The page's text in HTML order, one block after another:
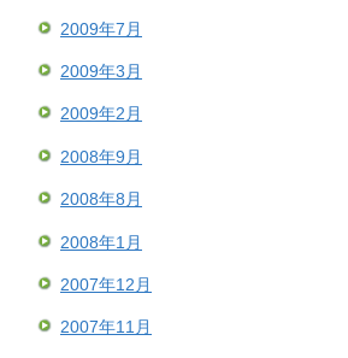
2009年7月
2009年3月
2009年2月
2008年9月
2008年8月
2008年1月
2007年12月
2007年11月